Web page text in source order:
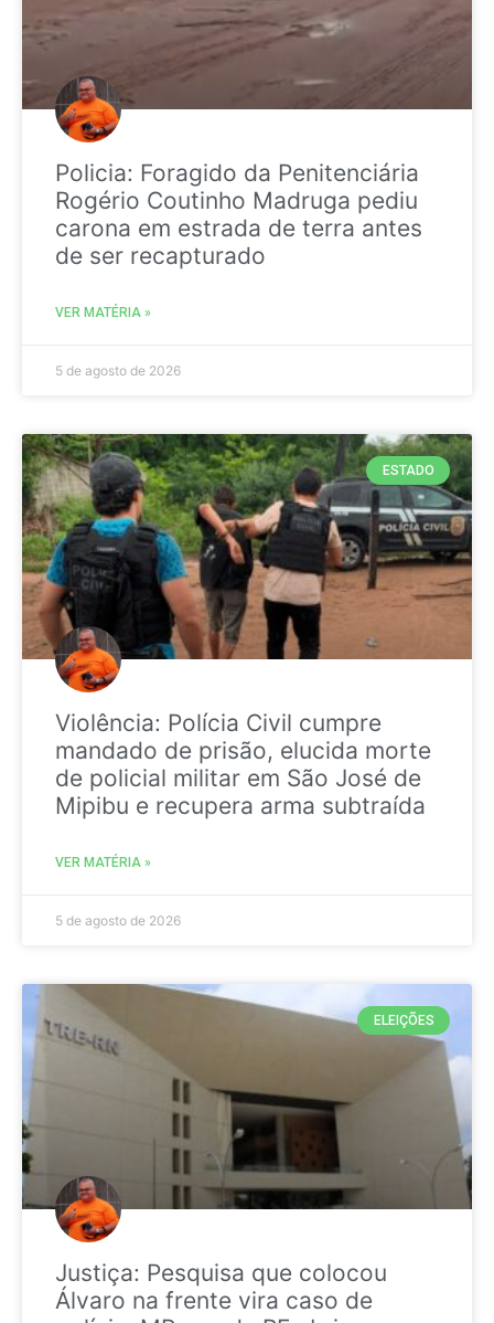
Policia: Foragido da Penitenciária
Rogério Coutinho Madruga pediu
carona em estrada de terra antes
de ser recapturado
VER MATÉRIA »
5 de agosto de 2026
ESTADO
Violência: Polícia Civil cumpre
mandado de prisão, elucida morte
de policial militar em São José de
Mipibu e recupera arma subtraída
VER MATÉRIA »
5 de agosto de 2026
ELEIÇÕES
Justiça: Pesquisa que colocou
Álvaro na frente vira caso de